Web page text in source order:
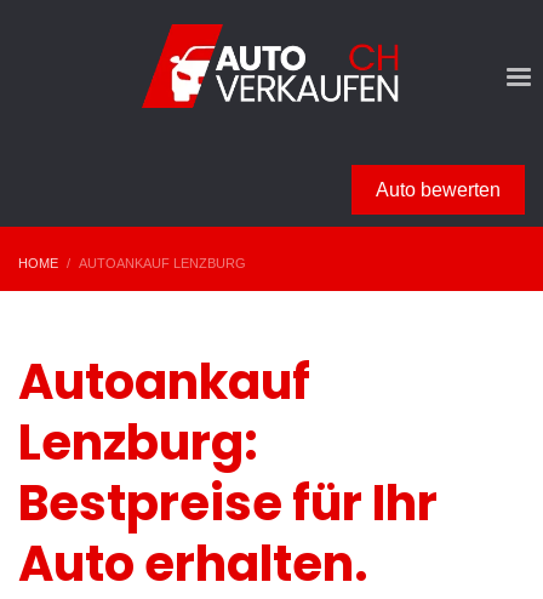
Auto bewerten
HOME AUTOANKAUF LENZBURG
Autoankauf
Lenzburg:
Bestpreise für Ihr
Auto erhalten.